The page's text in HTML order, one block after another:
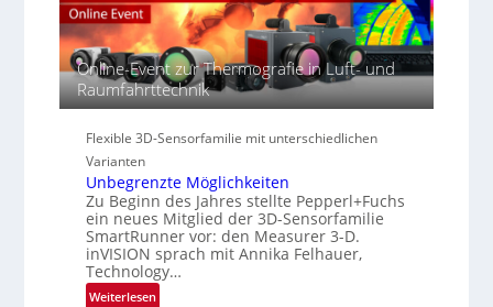
S
r
i
e
-
B
-
R
u
n
d
e
R
e
g
i
o
e
t
r
a
N
e
w
s
‘
Online-Event zur Thermografie in Luft- und
Raumfahrttechnik
Flexible 3D-Sensorfamilie mit unterschiedlichen
Varianten
Unbegrenzte Möglichkeiten
Zu Beginn des Jahres stellte Pepperl+Fuchs
ein neues Mitglied der 3D-Sensorfamilie
SmartRunner vor: den Measurer 3-D.
inVISION sprach mit Annika Felhauer,
Technology…
Weiterlesen: